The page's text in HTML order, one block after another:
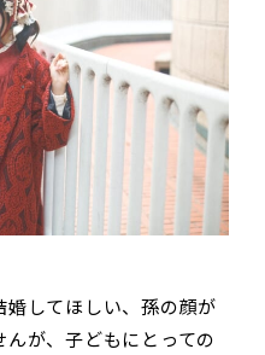
婚してほしい、孫の顔が
が、子どもにとっての